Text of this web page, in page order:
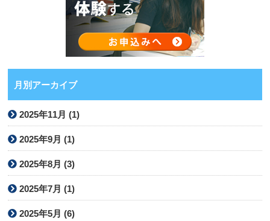
月別アーカイブ
2025年11月 (1)
2025年9月 (1)
2025年8月 (3)
2025年7月 (1)
2025年5月 (6)